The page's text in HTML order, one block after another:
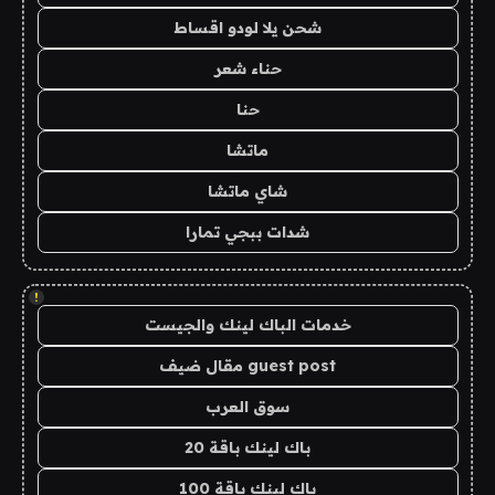
شحن يلا لودو اقساط
حناء شعر
حنا
ماتشا
شاي ماتشا
شدات ببجي تمارا
!
خدمات الباك لينك والجيست
guest post مقال ضيف
سوق العرب
باك لينك باقة 20
باك لينك باقة 100